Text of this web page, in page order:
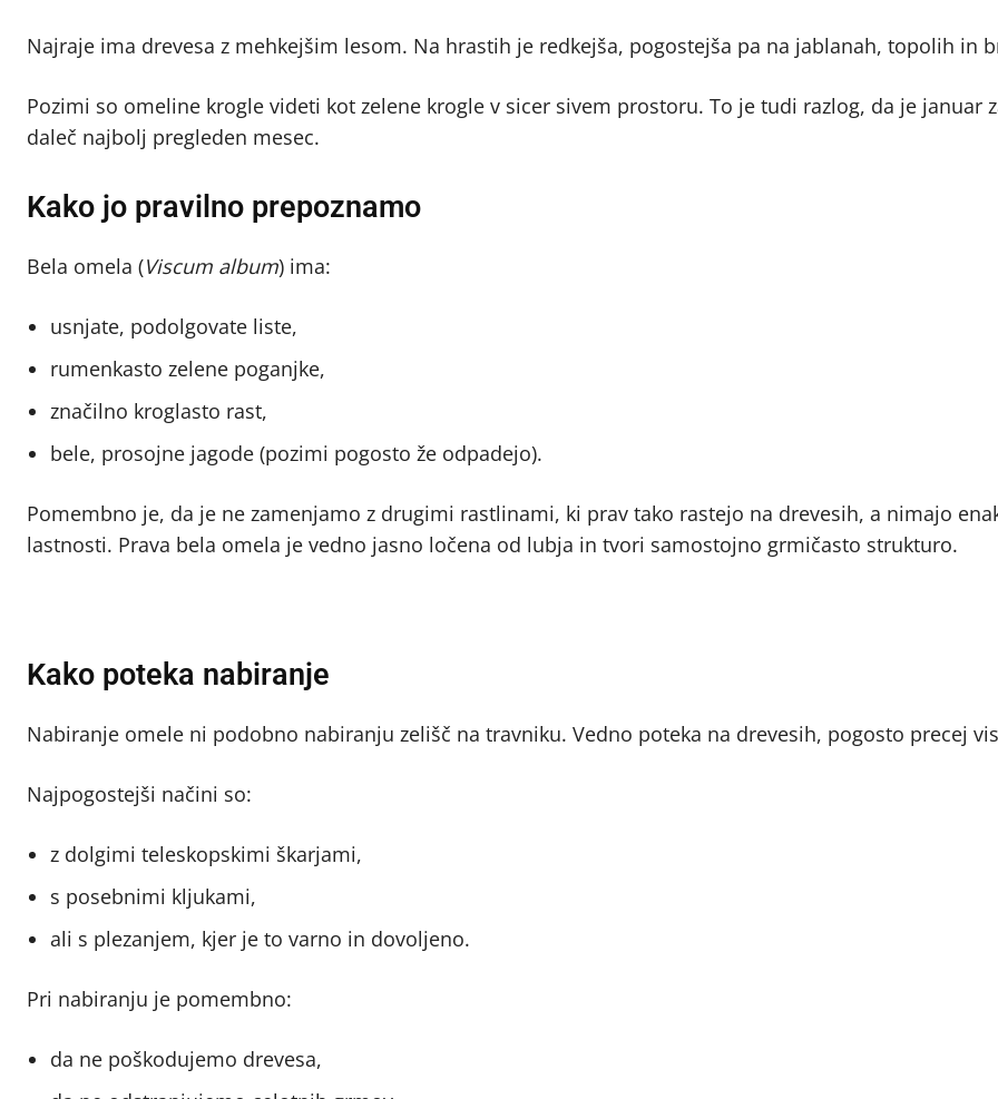
Najraje ima drevesa z mehkejšim lesom. Na hrastih je redkejša, pogostejša pa na jablanah, topolih in
Pozimi so omeline krogle videti kot zelene krogle v sicer sivem prostoru. To je tudi razlog, da je januar
daleč najbolj pregleden mesec.
Kako jo pravilno prepoznamo
Bela omela (Viscum album) ima:
usnjate, podolgovate liste,
rumenkasto zelene poganjke,
značilno kroglasto rast,
bele, prosojne jagode (pozimi pogosto že odpadejo).
Pomembno je, da je ne zamenjamo z drugimi rastlinami, ki prav tako rastejo na drevesih, a nimajo
lastnosti. Prava bela omela je vedno jasno ločena od lubja in tvori samostojno grmičasto strukturo.
Kako poteka nabiranje
Nabiranje omele ni podobno nabiranju zelišč na travniku. Vedno poteka na drevesih, pogosto precej
Najpogostejši načini so:
z dolgimi teleskopskimi škarjami,
s posebnimi kljukami,
ali s plezanjem, kjer je to varno in dovoljeno.
Pri nabiranju je pomembno:
da ne poškodujemo drevesa,